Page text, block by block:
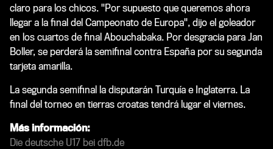
claro para los chicos. "Por supuesto que queremos ahora
llegar a la final del Campeonato de Europa", dijo el goleador
en los cuartos de final Abouchabaka. Por desgracia para Jan
Boller, se perderá la semifinal contra España por su segunda
tarjeta amarilla.
La segunda semifinal la disputarán Turquía e Inglaterra. La
final del torneo en tierras croatas tendrá lugar el viernes.
Más información:
Die deutsche U17 bei dfb.de